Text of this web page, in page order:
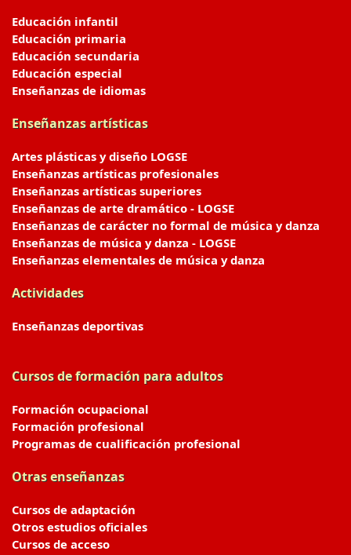
Educación infantil
Educación primaria
Educación secundaria
Educación especial
Enseñanzas de idiomas
Enseñanzas artísticas
Artes plásticas y diseño LOGSE
Enseñanzas artísticas profesionales
Enseñanzas artísticas superiores
Enseñanzas de arte dramático - LOGSE
Enseñanzas de carácter no formal de música y danza
Enseñanzas de música y danza - LOGSE
Enseñanzas elementales de música y danza
Actividades
Enseñanzas deportivas
Cursos de formación para adultos
Formación ocupacional
Formación profesional
Programas de cualificación profesional
Otras enseñanzas
Cursos de adaptación
Otros estudios oficiales
Cursos de acceso